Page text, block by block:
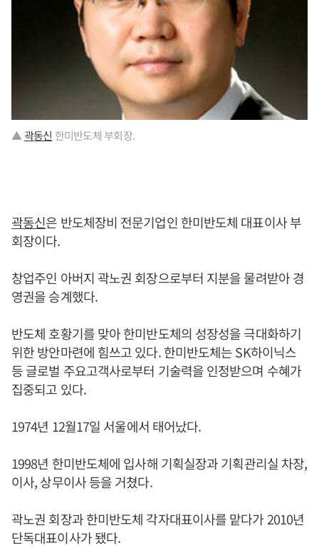
▲곽동신 한미반도체 부회장.
곽동신은 반도체장비 전문기업인 한미반도체 대표이사 부
회장이다.
창업주인 아버지 곽노권 회장으로부터 지분을 물려받아 경
영권을 승계했다.
반도체 호황기를 맞아 한미반도체의 성장성을 극대화하기
위한 방안마련에 힘쓰고 있다. 한미반도체는 SK하이닉스
등 글로벌 주요고객사로부터 기술력을 인정받으며 수혜가
집중되고 있다.
1974년 12월17일 서울에서 태어났다.
1998년 한미반도체에 입사해 기획실장과 기획관리실 차장,
이사, 상무이사 등을 거쳤다.
곽노권 회장과 한미반도체 각자대표이사를 맡다가 2010년
단독대표이사가 됐다.